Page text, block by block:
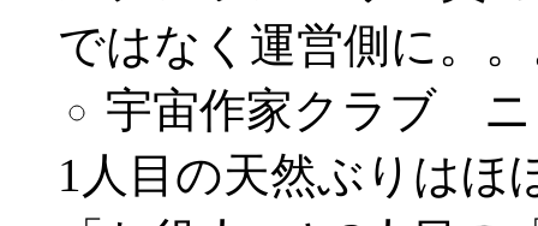
ではなく運営側に。
宇宙作家クラブ ニ
1人目の天然ぶりはほ